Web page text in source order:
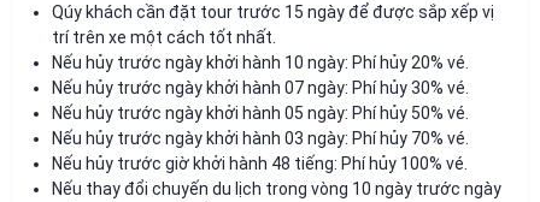
Qúy khách cần đặt tour trước 15 ngày để được sắp xếp vị
trí trên xe một cách tốt nhất.
Nếu hủy trước ngày khởi hành 10 ngày: Phí hủy 20% vé.
Nếu hủy trước ngày khởi hành 07 ngày: Phí hủy 30% vé.
Nếu hủy trước ngày khởi hành 05 ngày: Phí hủy 50% vé.
Nếu hủy trước ngày khởi hành 03 ngày: Phí hủy 70% vé.
Nếu hủy trước giờ khởi hành 48 tiếng: Phí hủy 100% vé.
Nếu thay đổi chuyến du lịch trong vòng 10 ngày trước ngày